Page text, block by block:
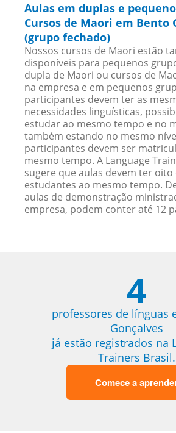
Aulas em duplas e
Cursos de Maori em Bento
(grupo fechado)
Nossos cursos de Maori estão
disponíveis para pequenos
dupla de Maori ou cursos de
na empresa e em pequenos
participantes devem ter as
necessidades linguísticas,
estudar ao mesmo tempo e no
também estando no mesmo
participantes devem ser
mesmo tempo. A Language
sugere que aulas devem ter
estudantes ao mesmo tempo.
aulas de demonstração
empresa, podem conter até 12
4
professores de línguas
Gonçalves
já estão registrados na
Trainers Brasil.
Comece a